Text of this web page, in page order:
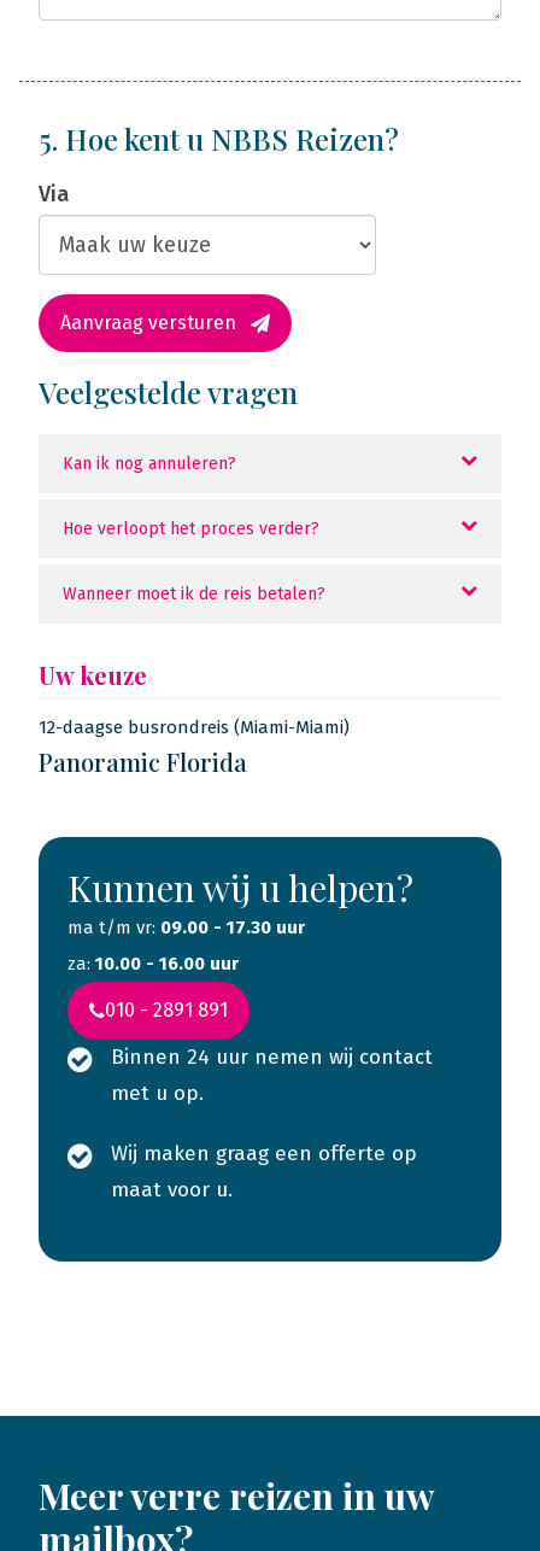
5. Hoe kent u NBBS Reizen?
Via
Aanvraag versturen
Veelgestelde vragen
Kan ik nog annuleren?
Hoe verloopt het proces verder?
Wanneer moet ik de reis betalen?
Uw keuze
12-daagse busrondreis (Miami-Miami)
Panoramic Florida
Kunnen wij u helpen?
ma t/m vr: 09.00 - 17.30 uur
za: 10.00 - 16.00 uur
010 - 2891 891
Binnen 24 uur nemen wij contact
met u op.
Wij maken graag een offerte op
maat voor u.
Meer verre reizen in uw
mailbox?